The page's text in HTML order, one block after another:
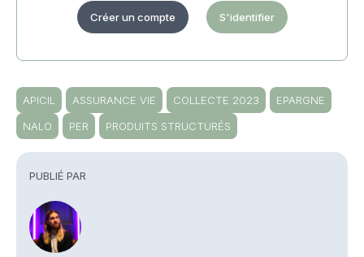
PUBLIÉ PAR
Créer un compte S'identifier
APICIL ASSURANCE VIE COLLECTE 2023
EPARGNE
NALO
PER PRODUITS STRUCTURÉS